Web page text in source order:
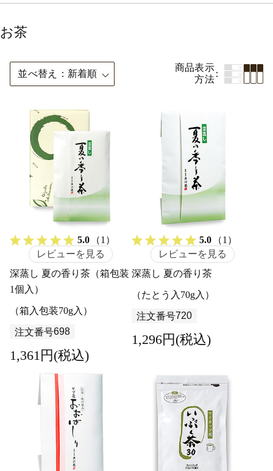
お茶
並べ替え 新着順
商品表示
方法
5.0
（1）
レビューを見る
深蒸し 夏の香り茶（箱包装
1個入）
（箱入包装70g入）
注文番号698
1,361円(税込)
5.0
（1）
レビューを見る
深蒸し 夏の香り茶
（たとう入70g入）
注文番号720
1,296円(税込)